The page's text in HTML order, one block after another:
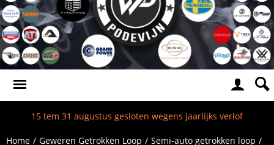
15 tem 31 augustus gesloten wegens jaarlijks verlof
Home / Geweren Getrokken Loop / Semi-auto getrokken loop /